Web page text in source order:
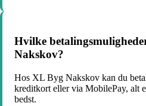
Hvilke
Nakskov?
Hos XL Byg Nakskov kan du
kreditkort eller via MobilePay, alt
bedst.